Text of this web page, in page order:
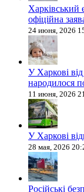
Харківський
офіційна
24 июня, 2026
У Харкові
народилося
11 июня, 2026
У Харкові
28 мая, 2026
Російські